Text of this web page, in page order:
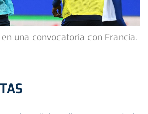
una convocatoria con Francia.